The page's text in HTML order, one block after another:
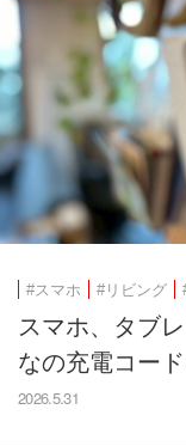
#スマホ #リビング
スマホ、タブ
なの充電コー
2026.5.31